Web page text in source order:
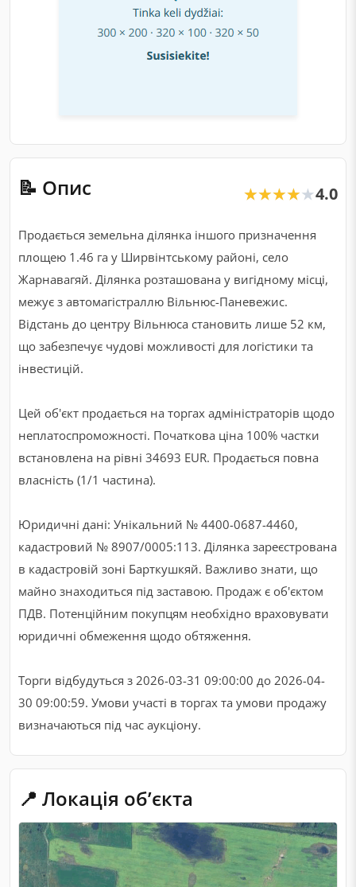
📝 Опис ★★★★★
★★★★★4.0
Продається земельна ділянка іншого призначення
площею 1.46 га у Ширвінтському районі, село
Жарнавагяй. Ділянка розташована у вигідному місці,
межує з автомагістраллю Вільнюс-Паневежис.
Відстань до центру Вільнюса становить лише 52 км,
що забезпечує чудові можливості для логістики та
інвестицій.
Цей об'єкт продається на торгах адміністраторів щодо
неплатоспроможності. Початкова ціна 100% частки
встановлена на рівні 34693 EUR. Продається повна
власність (1/1 частина).
Юридичні дані: Унікальний № 4400-0687-4460,
кадастровий № 8907/0005:113. Ділянка зареєстрована
в кадастровій зоні Барткушкяй. Важливо знати, що
майно знаходиться під заставою. Продаж є об'єктом
ПДВ. Потенційним покупцям необхідно враховувати
юридичні обмеження щодо обтяження.
Торги відбудуться з 2026-03-31 09:00:00 до 2026-04-
30 09:00:59. Умови участі в торгах та умови продажу
визначаються під час аукціону.
📍 Локація обʼєкта